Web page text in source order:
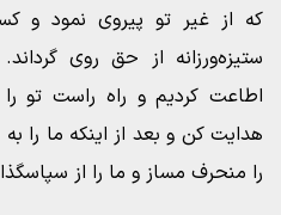
که از غیر تو پیروی نمود
ستیزه‌ورزانه از حق روی
اطاعت کردیم و راه راست تو را
هدایت کن و بعد از اینکه ما را
را منحرف مساز و ما را از